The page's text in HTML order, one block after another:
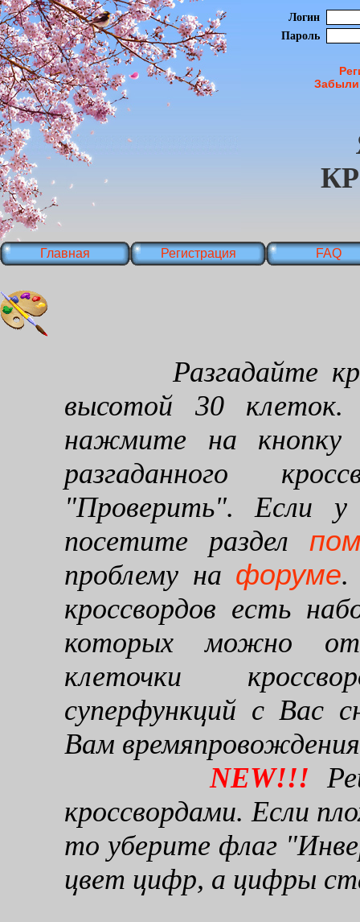
Логин
Пароль
Главная Регистрация FAQ
Разгадайте
высотой 30 клеток.
нажмите на кнопку
разгаданного
"Проверить". Если
посетите раздел
проблему на форуме.
кроссвордов есть
которых можно
клеточки
суперфункций с Вас
Вам
NEW!!!
кроссвордами. Если
то уберите флаг
цвет цифр, а цифры